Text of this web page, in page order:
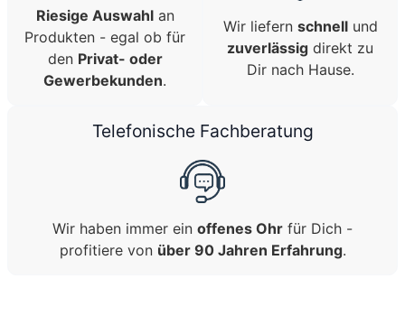
Riesige Auswahlan
Produkten - egal ob für
den Privat- oder
Gewerbekunden.
Wir liefern schnellund
zuverlässig direkt zu
Dir nach Hause.
Telefonische Fachberatung
Wir haben immer ein offenes Ohr für Dich -
profitiere von über 90 Jahren Erfahrung.